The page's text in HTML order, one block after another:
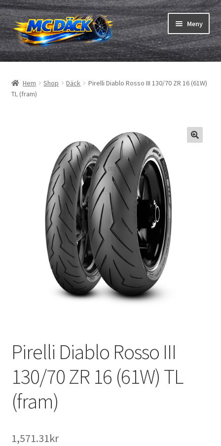
Hoppa
till
navigering
Hoppa
till
innehåll
Meny
Däck
Slangar & fälgband
Hem Shop Däck
Pirelli Diablo Rosso III 130/70 ZR 16 (61W)
TL (fram)
Pirelli Diablo Rosso III
130/70 ZR 16 (61W) TL
(fram)
1,571.31kr